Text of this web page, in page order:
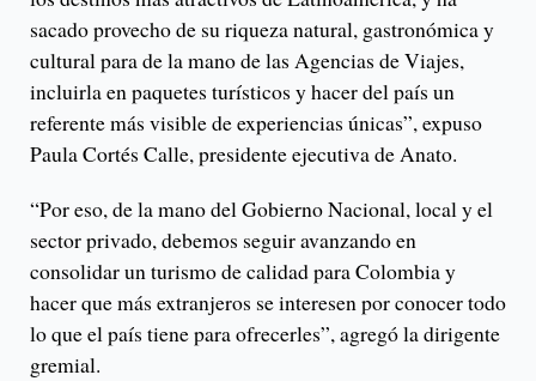
sacado provecho de su riqueza natural, gastronómica y
cultural para de la mano de las Agencias de Viajes,
incluirla en paquetes turísticos y hacer del país un
referente más visible de experiencias únicas”, expuso
Paula Cortés Calle, presidente ejecutiva de Anato.
“Por eso, de la mano del Gobierno Nacional, local y el
sector privado, debemos seguir avanzando en
consolidar un turismo de calidad para Colombia y
hacer que más extranjeros se interesen por conocer todo
lo que el país tiene para ofrecerles”, agregó la dirigente
gremial.